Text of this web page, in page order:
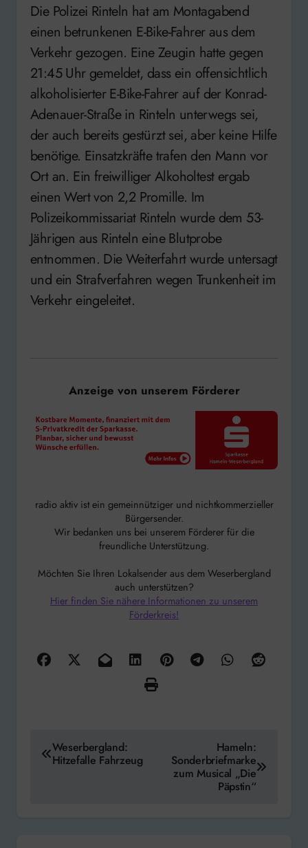
Die Polizei Rinteln hat am Montagabend
einen betrunkenen E-Bike-Fahrer aus dem
Verkehr gezogen. Eine Zeugin hatte gegen
21:45 Uhr gemeldet, dass ein offensichtlich
alkoholisierter E-Bike-Fahrer auf der Konrad-
Adenauer-Straße in Rinteln unterwegs sei,
der auch bereits gestürzt sei, aber keine Hilfe
benötige. Einsatzkräfte trafen den Mann vor
Ort an. Ein freiwilliger Alkoholtest ergab
einen Wert von 2,2 Promille. Im
Polizeikommissariat Rinteln wurde dem 53-
Jährigen aus Rinteln eine Blutprobe
entnommen. Die Weiterfahrt wurde untersagt
und ein Strafverfahren wegen Trunkenheit im
Verkehr eingeleitet.
Anzeige von unserem Förderer
radio aktiv ist ein gemeinnütziger und nichtkommerzieller
Bürgersender.
Wir bedanken uns bei unserem Förderer für die
freundliche Unterstützung.
Möchten Sie Ihren Lokalsender aus dem Weserbergland
auch unterstützen?
Hier finden Sie nähere Informationen zu unserem
Förderkreis!
Beitragsnavigation
Weserbergland:
Hitzefalle Fahrzeug
Hameln:
Sonderbriefmarke
zum Musical „Die
Päpstin“